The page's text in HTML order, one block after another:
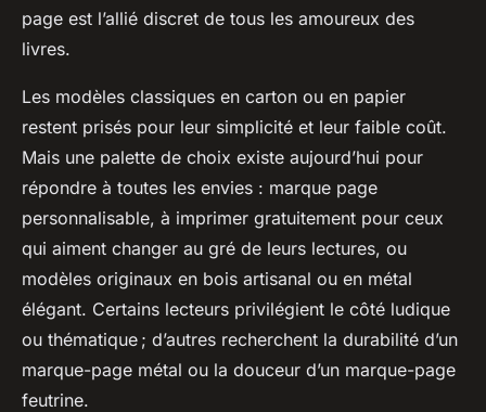
page est l’allié discret de tous les amoureux des
livres.
Les modèles classiques en carton ou en papier
restent prisés pour leur simplicité et leur faible coût.
Mais une palette de choix existe aujourd’hui pour
répondre à toutes les envies : marque page
personnalisable, à imprimer gratuitement pour ceux
qui aiment changer au gré de leurs lectures, ou
modèles originaux en bois artisanal ou en métal
élégant. Certains lecteurs privilégient le côté ludique
ou thématique ; d’autres recherchent la durabilité d’un
marque-page métal ou la douceur d’un marque-page
feutrine.